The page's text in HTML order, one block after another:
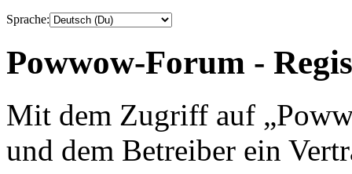
Sprache:
Powwow-Forum -
Mit dem Zugriff auf
und dem Betreiber ein